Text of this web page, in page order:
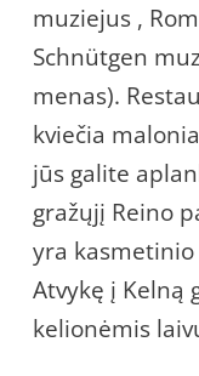
muziejus ,
Schnütgen
menas).
kviečia
jūs galite
gražųjį Reino
yra
Atvykę į Kelną
kelionėmis